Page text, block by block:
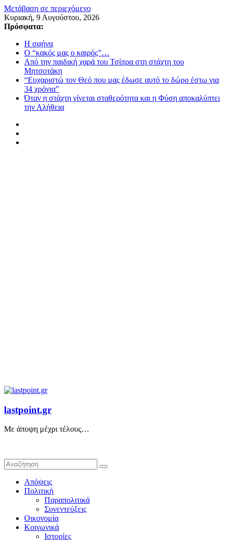
Μετάβαση σε περιεχόμενο
Κυριακή, 9 Αυγούστου, 2026
Πρόσφατα:
Η σφήνα
Ο “κακός μας ο καιρός”…
Από την παιδική χαρά του Τσίπρα στη στάχτη του
Μητσοτάκη
“Ευχαριστώ τον Θεό που μας έδωσε αυτό το δώρο έστω για
34 χρόνια”
Όταν η στάχτη γίνεται σταθερότητα και η Φύση αποκαλύπτει
την Αλήθεια
lastpoint.gr
Με άποψη μέχρι τέλους…
Απόψεις
Πολιτική
Παραπολιτικά
Συνεντεύξεις
Οικονομία
Κοινωνικά
Ιστορίες